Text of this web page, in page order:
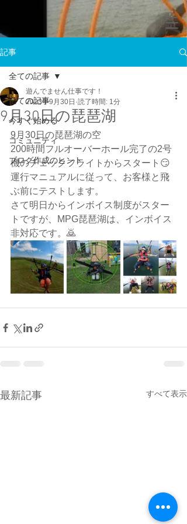
記事
全ての記事
今すぐ始める
コミュニティ
ブログ作成のヒント
全ての記事
9月30日の琵琶湖
遊んでません仕事です！
2023年9月30日 読了時間: 1分
9月30日の琵琶湖の空
200時間フルオーバーホール完了の2号
機のチェックフライトからスタート😏
運行マニュアルに従って、お客様と飛
ぶ前にテストします。
さて明日からインボイス制度がスター
トですが、MPG琵琶湖は、インボイス
非対応です。🙇
最新記事 すべて表示